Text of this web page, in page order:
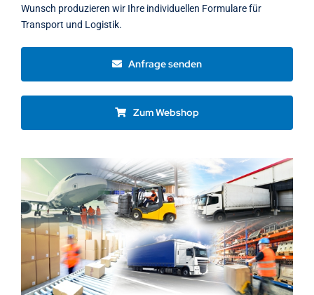
Wunsch produzieren wir Ihre individuellen Formulare für
Transport und Logistik.
Anfrage senden
Zum Webshop